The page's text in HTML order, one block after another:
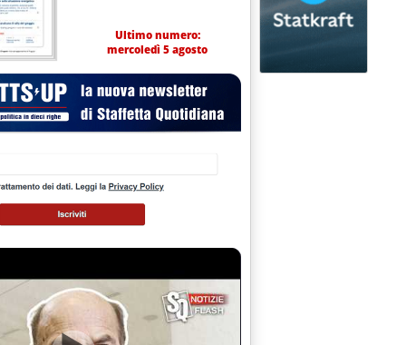
Ultimo numero:
mercoledì 5 agosto